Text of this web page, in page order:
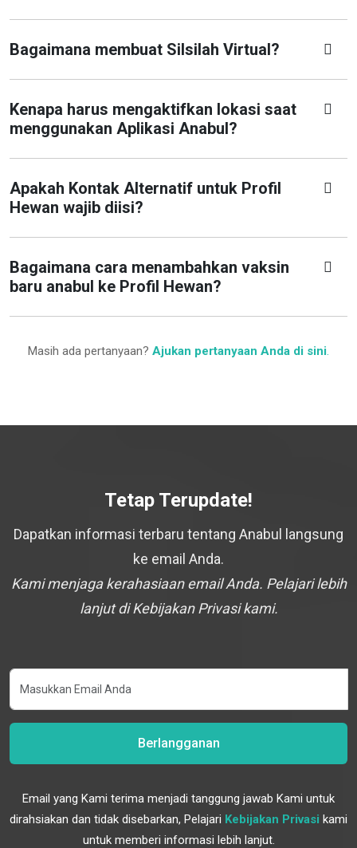
Bagaimana membuat Silsilah Virtual?
Kenapa harus mengaktifkan lokasi saat
menggunakan Aplikasi Anabul?
Apakah Kontak Alternatif untuk Profil
Hewan wajib diisi?
Bagaimana cara menambahkan vaksin
baru anabul ke Profil Hewan?
Masih ada pertanyaan? Ajukan pertanyaan Anda di sini.
Tetap Terupdate!
Dapatkan informasi terbaru tentang Anabul langsung
ke email Anda.
Kami menjaga kerahasiaan email Anda. Pelajari lebih
lanjut di Kebijakan Privasi kami.
Berlangganan
Email yang Kami terima menjadi tanggung jawab Kami untuk
dirahsiakan dan tidak disebarkan, Pelajari Kebijakan Privasi kami
untuk memberi informasi lebih lanjut.